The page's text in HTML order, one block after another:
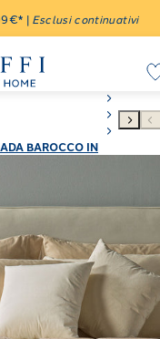
| Esclusi continuativi
BAROCCO IN